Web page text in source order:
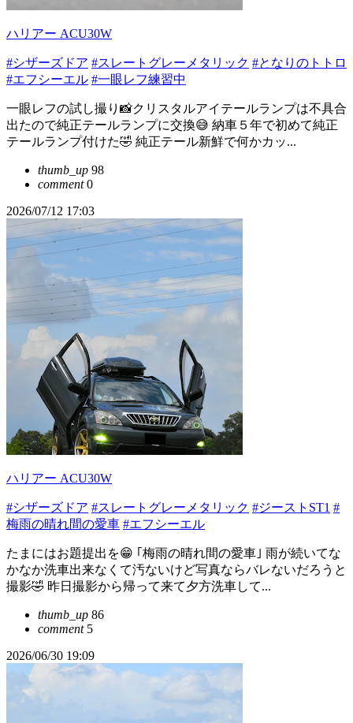
ハリアー ACU30W
#シザーズドア #スレートグレーメタリック #となりのトトロ
#エフシーエル #一眼レフ練習中
一眼レフの試し撮り📸クリスタルアイテールランプは不具合
出たので純正テールランプに交換😅 納車５年で初めて純正
テールランプ付けた🤣 純正テール新鮮で何かカッ...
thumb_up 98
comment0
2026/07/12 17:03
ハリアー ACU30W
#シザーズドア #スレートグレーメタリック #ジーストST1 #
梅雨の晴れ間の愛車 #エフシーエル
たまにはお題提出を😁 ｢梅雨の晴れ間の愛車｣ 雨が続いてな
かなか洗車出来なくて汚ないけど写真ならバレないだろうと
撮影🤣 昨日撮影から帰って来て夕方洗車して...
thumb_up 86
comment5
2026/06/30 19:09